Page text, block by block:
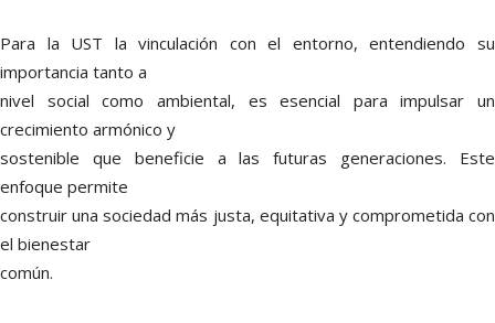
Para la UST la vinculación con el entorno, entendiendo su
importancia tanto a
nivel social como ambiental, es esencial para impulsar un
crecimiento armónico y
sostenible que beneficie a las futuras generaciones. Este
enfoque permite
construir una sociedad más justa, equitativa y comprometida con
el bienestar
común.